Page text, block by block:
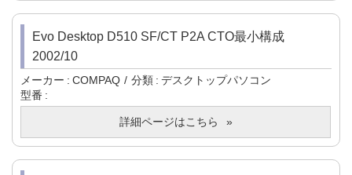
Evo Desktop D510 SF/CT P2A CTO最小構成
2002/10
メーカー COMPAQ 分類
デスクトップパソコン
型番
詳細ページはこちら